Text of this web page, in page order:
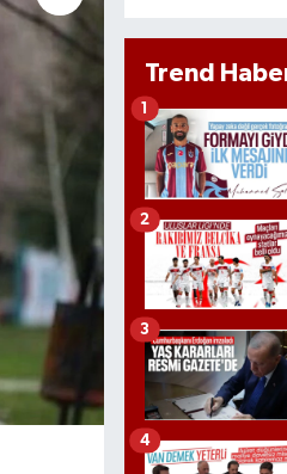
Trend
1
2
3
4